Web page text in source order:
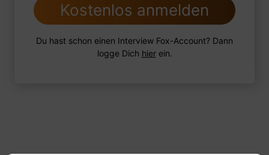
Kostenlos anmelden
Du hast schon einen Interview Fox-Account? Dann
logge Dich hierein.